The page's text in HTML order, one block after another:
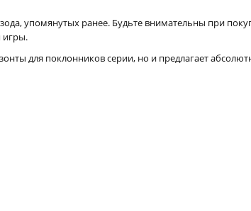
упомянутых ранее. Будьте внимательны при
игры.
для поклонников серии, но и предлагает